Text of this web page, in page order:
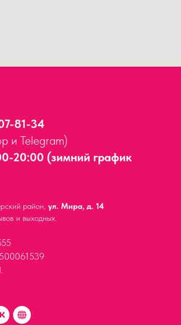
81-34
и Telegram)
20:00 (зимний график
район, ул. Мира, д. 14
и выходных.